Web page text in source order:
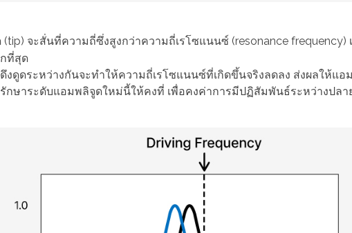
(tip) จะสั่นที่ความถี่ซึ่งสูงกว่าความถี่เรโซแนนซ์ (resonance
ที่สุด
งดูดระหว่างกันจะทำให้ความถี่เรโซแนนซ์ที่เกิดขึ้นจริงลดลง ส่งผลให้แ
กษาระดับแอมพลิจูดใหม่นี้ให้คงที่ เพื่อคงค่าการมีปฏิสัมพันธ์ระหว่างปล